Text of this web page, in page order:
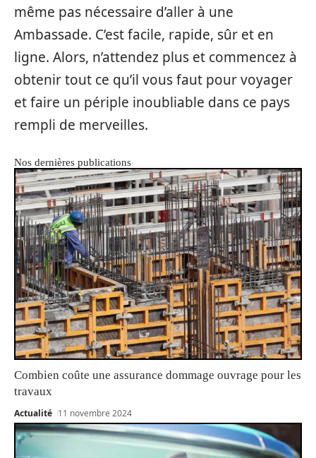
même pas nécessaire d’aller à une
Ambassade. C’est facile, rapide, sûr et en
ligne. Alors, n’attendez plus et commencez à
obtenir tout ce qu’il vous faut pour voyager
et faire un périple inoubliable dans ce pays
rempli de merveilles.
Nos dernières publications
Combien coûte une assurance dommage ouvrage pour les
travaux
Actualité 11 novembre 2024